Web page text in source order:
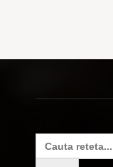
Search
for: